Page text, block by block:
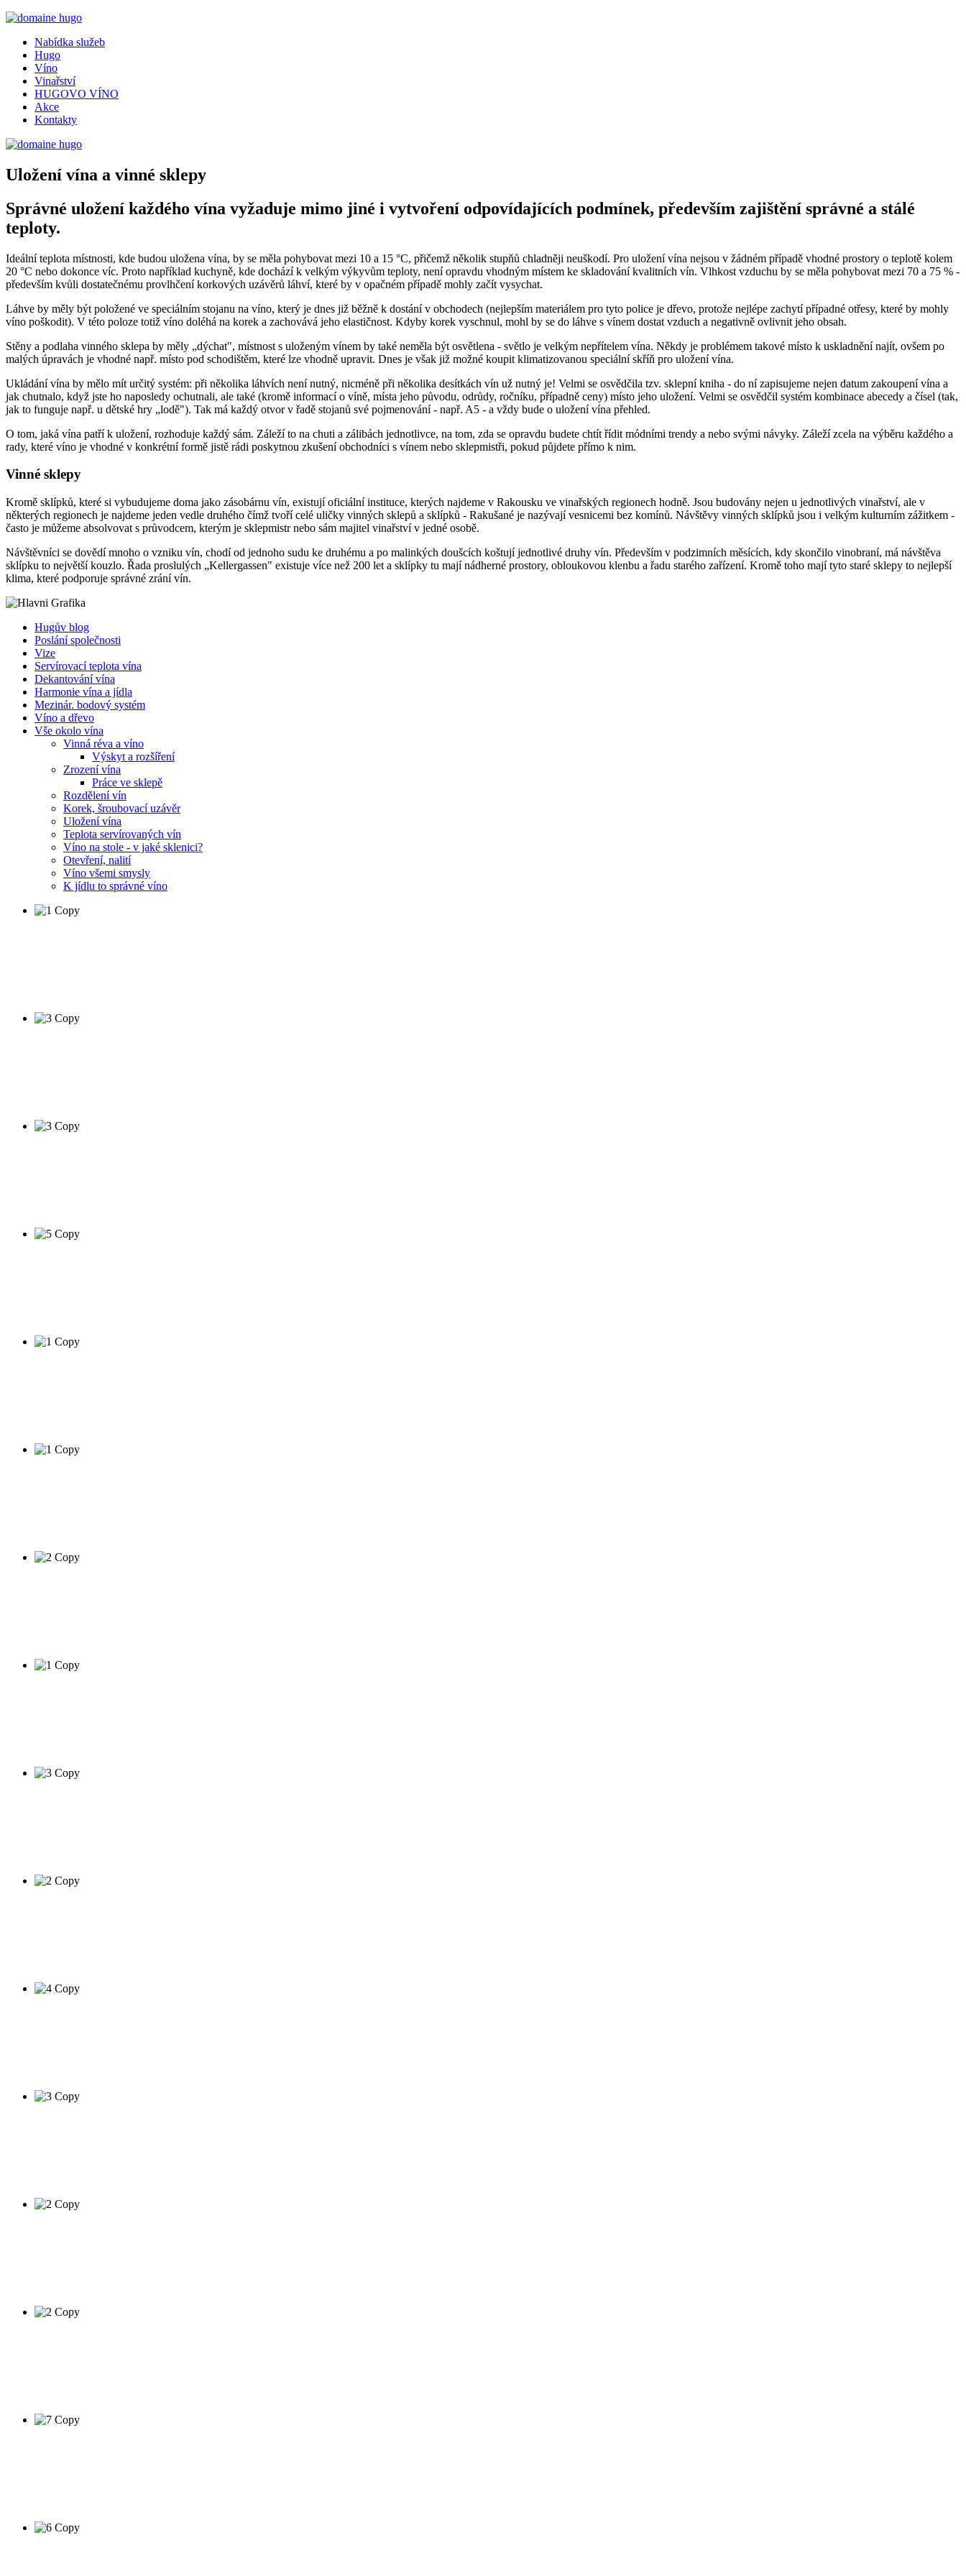
Nabídka služeb
Hugo
Víno
Vinařství
HUGOVO VÍNO
Akce
Kontakty
Uložení vína a vinné sklepy
Správné uložení každého vína vyžaduje mimo jiné i vytvoření odpovídajících podmínek, především zajištění správné a stálé
teploty.
Ideální teplota místnosti, kde budou uložena vína, by se měla pohybovat mezi 10 a 15 °C, přičemž několik stupňů chladněji neuškodí. Pro uložení vína nejsou v žádném případě vhodné prostory o teplotě kolem
20 °C nebo dokonce víc. Proto například kuchyně, kde dochází k velkým výkyvům teploty, není opravdu vhodným místem ke skladování kvalitních vín. Vlhkost vzduchu by se měla pohybovat mezi 70 a 75 % -
především kvůli dostatečnému provlhčení korkových uzávěrů láhví, které by v opačném případě mohly začít vysychat.
Láhve by měly být položené ve speciálním stojanu na víno, který je dnes již běžně k dostání v obchodech (nejlepším materiálem pro tyto police je dřevo, protože nejlépe zachytí případné otřesy, které by mohly
víno poškodit). V této poloze totiž víno doléhá na korek a zachovává jeho elastičnost. Kdyby korek vyschnul, mohl by se do láhve s vínem dostat vzduch a negativně ovlivnit jeho obsah.
Stěny a podlaha vinného sklepa by měly „dýchat", místnost s uloženým vínem by také neměla být osvětlena - světlo je velkým nepřítelem vína. Někdy je problémem takové místo k uskladnění najít, ovšem po
malých úpravách je vhodné např. místo pod schodištěm, které lze vhodně upravit. Dnes je však již možné koupit klimatizovanou speciální skříň pro uložení vína.
Ukládání vína by mělo mít určitý systém: při několika láhvích není nutný, nicméně při několika desítkách vín už nutný je! Velmi se osvědčila tzv. sklepní kniha - do ní zapisujeme nejen datum zakoupení vína a
jak chutnalo, když jste ho naposledy ochutnali, ale také (kromě informací o víně, místa jeho původu, odrůdy, ročníku, případně ceny) místo jeho uložení. Velmi se osvědčil systém kombinace abecedy a čísel (tak,
jak to funguje např. u dětské hry „lodě"). Tak má každý otvor v řadě stojanů své pojmenování - např. A5 - a vždy bude o uložení vína přehled.
O tom, jaká vína patří k uložení, rozhoduje každý sám. Záleží to na chuti a zálibách jednotlivce, na tom, zda se opravdu budete chtít řídit módními trendy a nebo svými návyky. Záleží zcela na výběru každého a
rady, které víno je vhodné v konkrétní formě jistě rádi poskytnou zkušení obchodníci s vínem nebo sklepmistři, pokud půjdete přímo k nim.
Vinné sklepy
Kromě sklípků, které si vybudujeme doma jako zásobárnu vín, existují oficiální instituce, kterých najdeme v Rakousku ve vinařských regionech hodně. Jsou budovány nejen u jednotlivých vinařství, ale v
některých regionech je najdeme jeden vedle druhého čímž tvoří celé uličky vinných sklepů a sklípků - Rakušané je nazývají vesnicemi bez komínů. Návštěvy vinných sklípků jsou i velkým kulturním zážitkem -
často je můžeme absolvovat s průvodcem, kterým je sklepmistr nebo sám majitel vinařství v jedné osobě.
Návštěvníci se dovědí mnoho o vzniku vín, chodí od jednoho sudu ke druhému a po malinkých doušcích koštují jednotlivé druhy vín. Především v podzimních měsících, kdy skončilo vinobraní, má návštěva
sklípku to největší kouzlo. Řada proslulých „Kellergassen" existuje více než 200 let a sklípky tu mají nádherné prostory, obloukovou klenbu a řadu starého zařízení. Kromě toho mají tyto staré sklepy to nejlepší
klima, které podporuje správné zrání vín.
Hugův blog
Poslání společnosti
Vize
Servírovací teplota vína
Dekantování vína
Harmonie vína a jídla
Mezinár. bodový systém
Víno a dřevo
Vše okolo vína
Vinná réva a víno
Výskyt a rozšíření
Zrození vína
Práce ve sklepě
Rozdělení vín
Korek, šroubovací uzávěr
Uložení vína
Teplota servírovaných vín
Víno na stole - v jaké sklenici?
Otevření, nalití
Víno všemi smysly
K jídlu to správné víno